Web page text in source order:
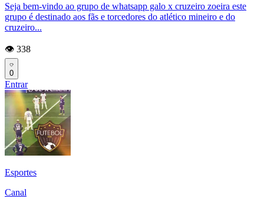
Seja bem-vindo ao grupo de whatsapp galo x cruzeiro zoeira este
grupo é destinado aos fãs e torcedores do atlético mineiro e do
cruzeiro...
👁️ 338
0
Entrar
Esportes
Canal